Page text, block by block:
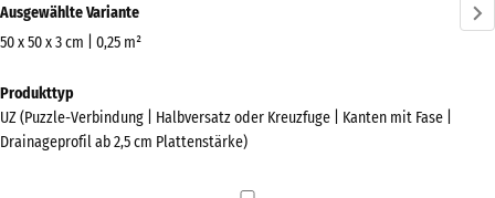
Informationen
zu
Farben?
Farbpalette
Ausgewählte Variante
50 x 50 x 3 cm | 0,25 m²
Abmessungen
für
den
Produkttyp
UZ (Puzzle-Verbindung | Halbversatz oder Kreuzfuge | Kanten mit Fase |
Drainageprofil ab 2,5 cm Plattenstärke)